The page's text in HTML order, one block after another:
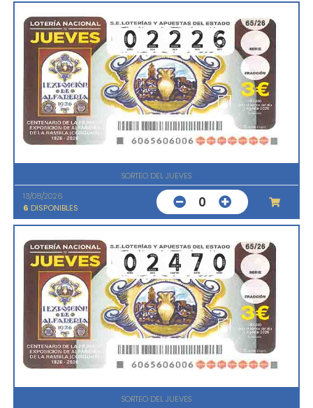
SORTEO DEL JUEVES
13/08/2026
6 DISPONIBLES 0
SORTEO DEL JUEVES